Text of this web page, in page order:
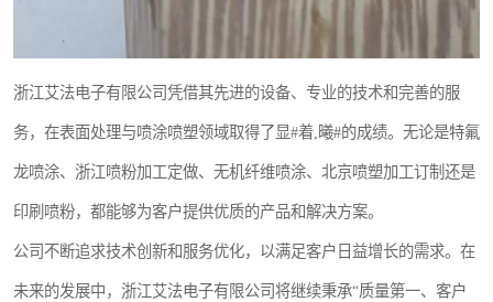
浙江艾法电子有限公司凭借其先进的设备、专业的技术和完善的服
务，在表面处理与喷涂喷塑领域取得了显#着,曦#的成绩。无论是特氟
龙喷涂、浙江喷粉加工定做、无机纤维喷涂、北京喷塑加工订制还是
印刷喷粉，都能够为客户提供优质的产品和解决方案。
公司不断追求技术创新和服务优化，以满足客户日益增长的需求。在
未来的发展中，浙江艾法电子有限公司将继续秉承“质量第一、客户